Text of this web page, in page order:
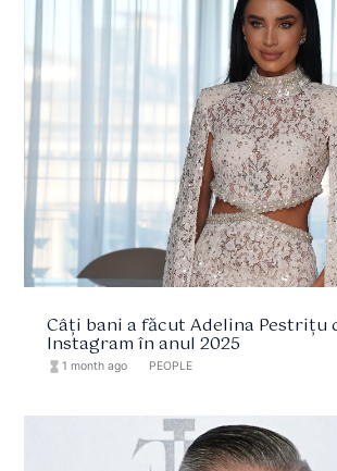
Câți bani a făcut Adelina Pestrițu
Instagram în anul 2025
hourglass_full 1 month ago PEOPLE